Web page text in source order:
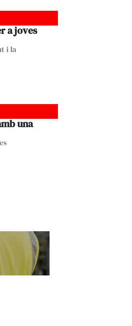
a joves
i la
una